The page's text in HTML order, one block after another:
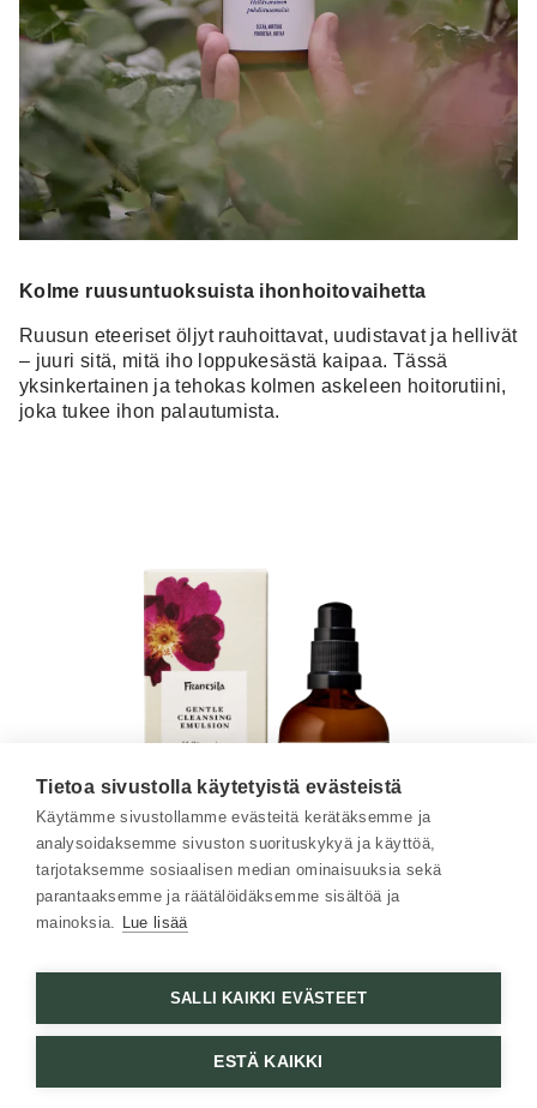
Kolme ruusuntuoksuista ihonhoitovaihetta
Ruusun eteeriset öljyt rauhoittavat, uudistavat ja hellivät
– juuri sitä, mitä iho loppukesästä kaipaa. Tässä
yksinkertainen ja tehokas kolmen askeleen hoitorutiini,
joka tukee ihon palautumista.
1. Puhdista pehmeästi
Aloita ilta tai aamu rauhoittavalla puhdistuksella.
Hellävarainen puhdistusemulsio
päivän tai yön aikana kertyneet epäpuhtaudet ja
Tietoa sivustolla käytetyistä evästeistä
Käytämme sivustollamme evästeitä kerätäksemme ja
analysoidaksemme sivuston suorituskykyä ja käyttöä,
tarjotaksemme sosiaalisen median ominaisuuksia sekä
parantaaksemme ja räätälöidäksemme sisältöä ja
mainoksia. Lue lisää
SALLI KAIKKI EVÄSTEET
ESTÄ KAIKKI